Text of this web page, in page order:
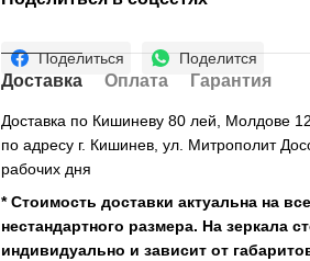
Поделиться Поделится
Доставка Оплата Гарантия
Доставка по Кишиневу 80 лей, Молдове
по адресу г. Кишинев, ул. Митрополит
рабочих дня
* Стоимость доставки актуальна на
нестандартного размера. На зеркала
индивидуально и зависит от